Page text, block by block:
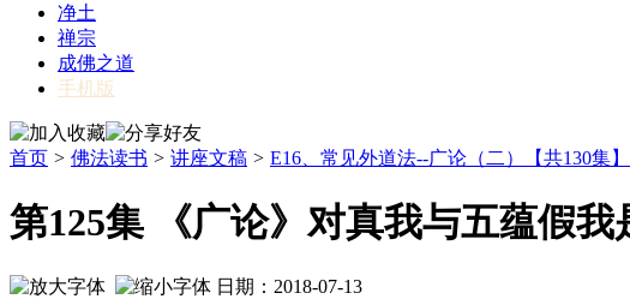
净土
禅宗
成佛之道
手机版
首页 > 佛法读书 > 讲座文稿 > E16、常见外道法--广论（二）【共130集】
第125集 《广论》对真我与五蕴假我
日期：2018-07-13